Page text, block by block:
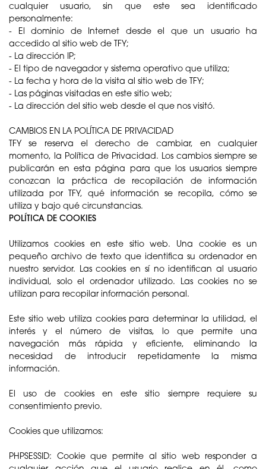
cualquier usuario, sin que este sea identificado
personalmente:
- El dominio de Internet desde el que un usuario ha
accedido al sitio web de TFY;
- La dirección IP;
- El tipo de navegador y sistema operativo que utiliza;
- La fecha y hora de la visita al sitio web de TFY;
- Las páginas visitadas en este sitio web;
- La dirección del sitio web desde el que nos visitó.
CAMBIOS EN LA POLÍTICA DE PRIVACIDAD
TFY se reserva el derecho de cambiar, en cualquier
momento, la Política de Privacidad. Los cambios siempre se
publicarán en esta página para que los usuarios siempre
conozcan la práctica de recopilación de información
utilizada por TFY, qué información se recopila, cómo se
utiliza y bajo qué circunstancias.
POLÍTICA DE COOKIES
Utilizamos cookies en este sitio web. Una cookie es un
pequeño archivo de texto que identifica su ordenador en
nuestro servidor. Las cookies en sí no identifican al usuario
individual, solo el ordenador utilizado. Las cookies no se
utilizan para recopilar información personal.
Este sitio web utiliza cookies para determinar la utilidad, el
interés y el número de visitas, lo que permite una
navegación más rápida y eficiente, eliminando la
necesidad de introducir repetidamente la misma
información.
El uso de cookies en este sitio siempre requiere su
consentimiento previo.
Cookies que utilizamos:
PHPSESSID: Cookie que permite al sitio web responder a